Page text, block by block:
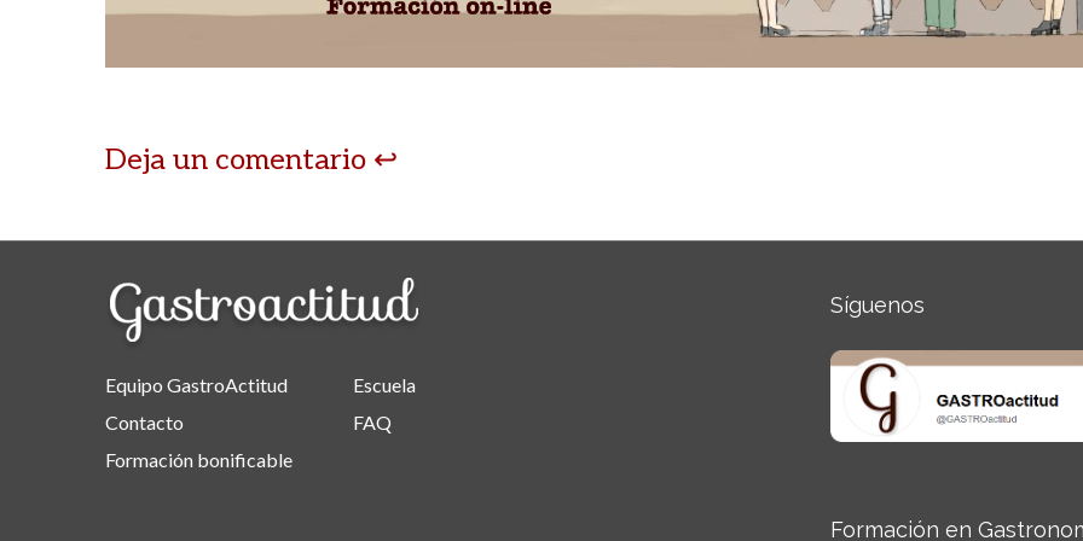
Deja un comentario
Equipo GastroActitud
Contacto
Formación bonificable
Escuela
FAQ
Síguenos
Formación en